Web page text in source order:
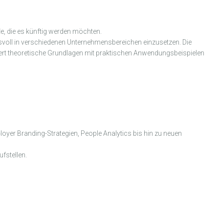
die es künftig werden möchten.
in verschiedenen Unternehmensbereichen einzusetzen. Die
theoretische Grundlagen mit praktischen Anwendungsbeispielen
Branding-Strategien, People Analytics bis hin zu neuen